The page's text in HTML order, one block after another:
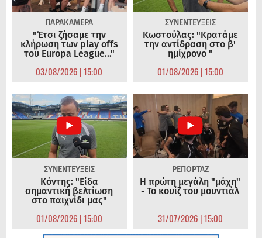
ΠΑΡΑΚΑΜΕΡΑ
"Έτσι ζήσαμε την
κλήρωση των play offs
του Europa League..."
03/08/2026 | 15:00
ΣΥΝΕΝΤΕΥΞΕΙΣ
Κωστούλας: "Κρατάμε
την αντίδραση στο β'
ημίχρονο "
01/08/2026 | 15:00
ΣΥΝΕΝΤΕΥΞΕΙΣ
Κόντης: "Είδα
σημαντική βελτίωση
στο παιχνίδι μας"
01/08/2026 | 15:00
ΡΕΠΟΡΤΑΖ
Η πρώτη μεγάλη "μάχη"
- Το κουίζ του μουντιάλ
31/07/2026 | 15:00